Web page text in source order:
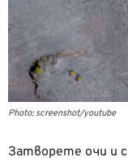
Photo: screenshot/youtube
Затворете очи и